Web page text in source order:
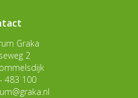
Graka
2
483 100